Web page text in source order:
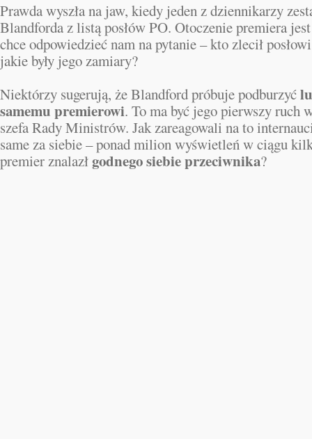
Prawda wyszła na jaw, kiedy jeden z dziennikarzy
Blandforda z listą posłów PO. Otoczenie premiera
chce odpowiedzieć nam na pytanie – kto zlecił
jakie były jego zamiary?
Niektórzy sugerują, że Blandford próbuje podburzyć
samemu premierowi. To ma być jego pierwszy ruch
szefa Rady Ministrów. Jak zareagowali na to
same za siebie – ponad milion wyświetleń w ciągu
premier znalazłgodnego siebie przeciwnika?